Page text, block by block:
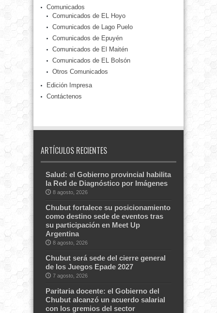
Comunicados
Comunicados de EL Hoyo
Comunicados de Lago Puelo
Comunicados de Epuyén
Comunicados de El Maitén
Comunicados de EL Bolsón
Otros Comunicados
Edición Impresa
Contáctenos
ARTÍCULOS RECIENTES
Salud: el Gobierno provincial habilita
la Red de Diagnóstico por Imágenes
8 agosto, 2026
Chubut fortalece su posicionamiento
como destino sede de eventos tras
su participación en Meet Up
Argentina
8 agosto, 2026
Chubut será sede del cierre general
de los Juegos Epade 2027
7 agosto, 2026
Paritaria docente: el Gobierno del
Chubut alcanzó un acuerdo salarial
con los gremios del sector